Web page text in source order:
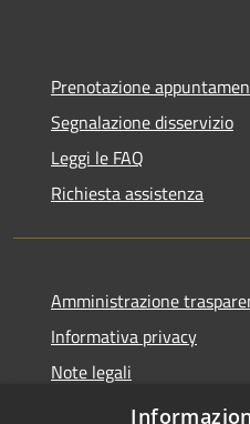
Prenotazione
Segnalazione disservizio
Leggi le FAQ
Richiesta assistenza
Amministrazione
Informativa privacy
Note legali
Dichiarazione di